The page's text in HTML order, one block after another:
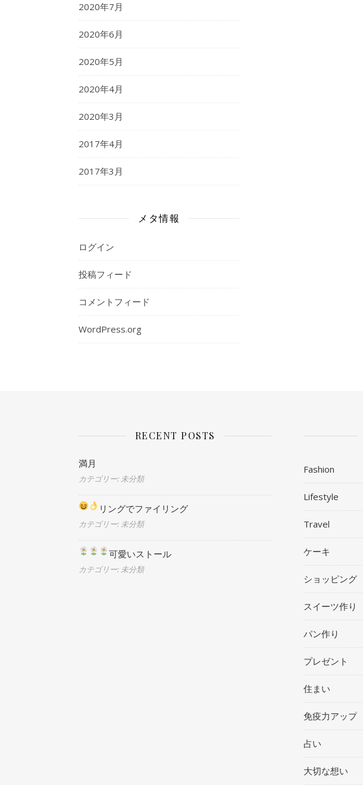
2020年7月
2020年6月
2020年5月
2020年4月
2020年3月
2017年4月
2017年3月
メタ情報
ログイン
投稿フィード
コメントフィード
WordPress.org
RECENT POSTS
満月
カテゴリー: 未分類
リングでファイリング
カテゴリー: 未分類
可愛いストール
カテゴリー: 未分類
Fashion
Lifestyle
Travel
ケーキ
ショッピング
スイーツ作り
パン作り
プレゼント
住まい
免疫力アップ
占い
大切な想い